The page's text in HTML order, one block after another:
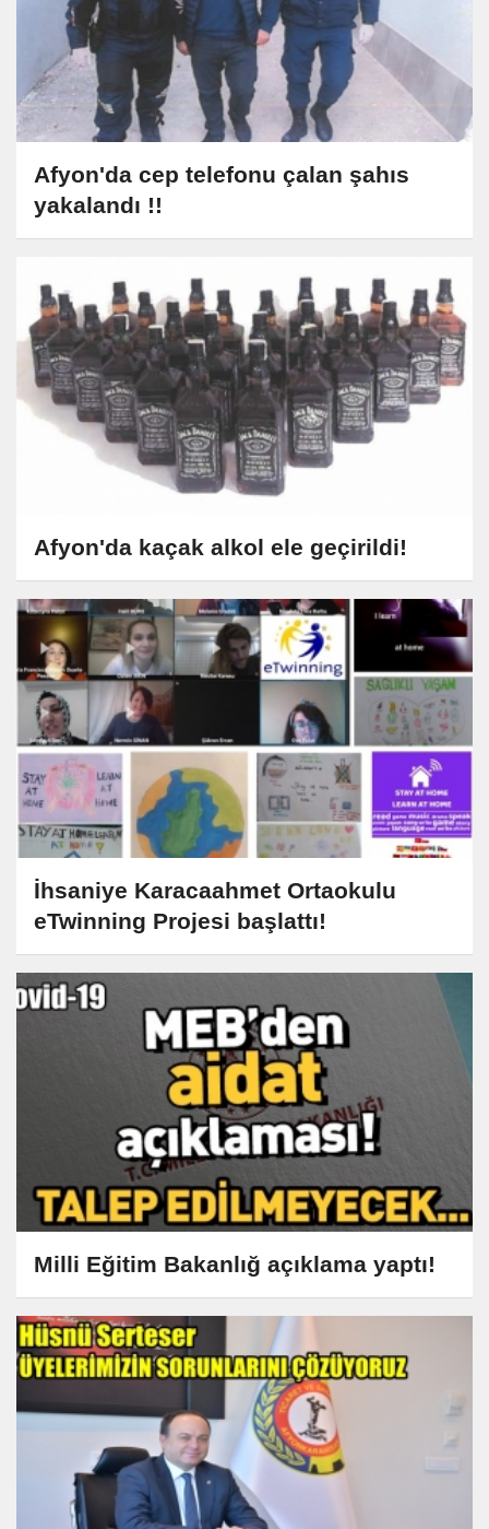
Afyon'da cep telefonu çalan şahıs
yakalandı !!
Afyon'da kaçak alkol ele geçirildi!
İhsaniye Karacaahmet Ortaokulu
eTwinning Projesi başlattı!
Milli Eğitim Bakanlığ açıklama yaptı!